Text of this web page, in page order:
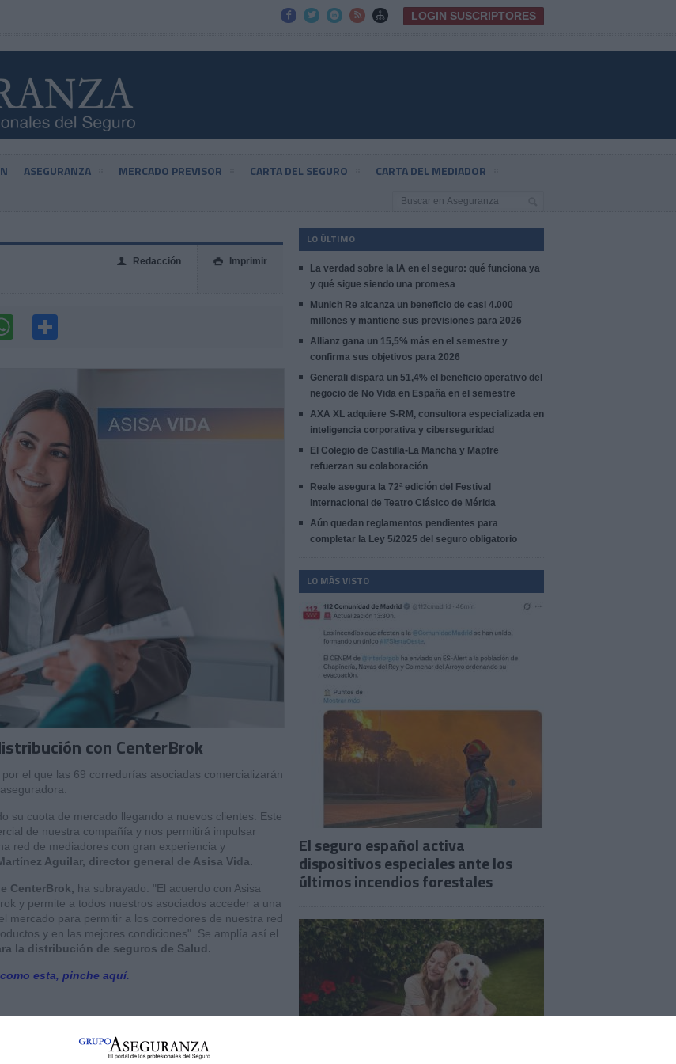
     LOGIN SUSCRIPTORES
ASEGURANZA MERCADO PREVISOR CARTA DEL SEGURO CARTA DEL MEDIADOR
 Imprimir
👤 Redacción
con CenterBrok
el que las 69 corredurías asociadas comercializarán
su cuota de mercado llegando a nuevos clientes. Este
de nuestra compañía y nos permitirá impulsar
red de mediadores con gran experiencia y
Aguilar, director general de Asisa Vida.
CenterBrok, ha subrayado: "El acuerdo con Asisa
y permite a todos nuestros asociados acceder a una
mercado para permitir a los corredores de nuestra red
y en las mejores condiciones". Se amplía así el
la distribución de seguros de Salud.
esta, pinche aquí.
LO ÚLTIMO
La verdad sobre la IA en el seguro: qué funciona ya
y qué sigue siendo una promesa
Munich Re alcanza un beneficio de casi 4.000
millones y mantiene sus previsiones para 2026
Allianz gana un 15,5% más en el semestre y
confirma sus objetivos para 2026
Generali dispara un 51,4% el beneficio operativo del
negocio de No Vida en España en el semestre
AXA XL adquiere S-RM, consultora especializada en
inteligencia corporativa y ciberseguridad
El Colegio de Castilla-La Mancha y Mapfre
refuerzan su colaboración
Reale asegura la 72ª edición del Festival
Internacional de Teatro Clásico de Mérida
Aún quedan reglamentos pendientes para
completar la Ley 5/2025 del seguro obligatorio
LO MÁS VISTO
El seguro español activa
dispositivos especiales ante los
últimos incendios forestales